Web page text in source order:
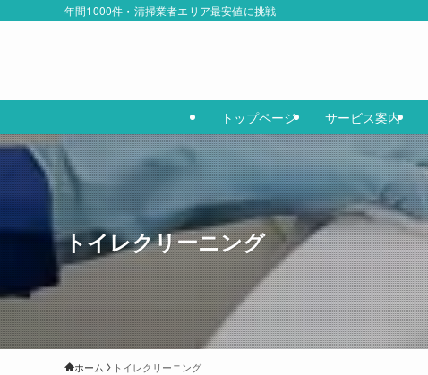
年間1000件・清掃業者エリア最安値に挑戦
トップページ サービス案内
トイレクリーニング
ホーム トイレクリーニング